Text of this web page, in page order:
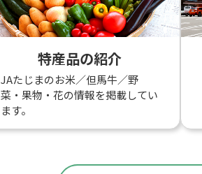
特産品の紹介
JAたじまのお米／但馬牛／野
菜・果物・花の情報を掲載してい
ます。